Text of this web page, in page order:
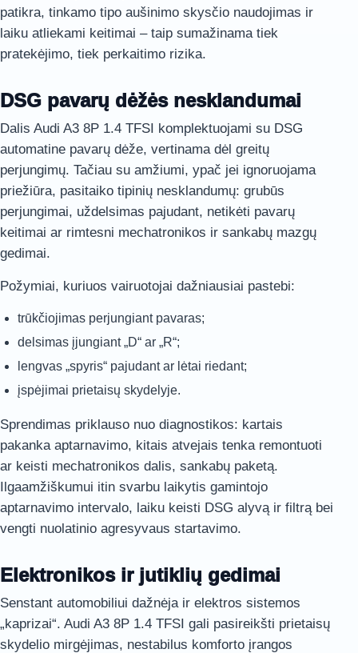
patikra, tinkamo tipo aušinimo skysčio naudojimas ir
laiku atliekami keitimai – taip sumažinama tiek
pratekėjimo, tiek perkaitimo rizika.
DSG pavarų dėžės nesklandumai
Dalis Audi A3 8P 1.4 TFSI komplektuojami su DSG
automatine pavarų dėže, vertinama dėl greitų
perjungimų. Tačiau su amžiumi, ypač jei ignoruojama
priežiūra, pasitaiko tipinių nesklandumų: grubūs
perjungimai, uždelsimas pajudant, netikėti pavarų
keitimai ar rimtesni mechatronikos ir sankabų mazgų
gedimai.
Požymiai, kuriuos vairuotojai dažniausiai pastebi:
trūkčiojimas perjungiant pavaras;
delsimas įjungiant „D“ ar „R“;
lengvas „spyris“ pajudant ar lėtai riedant;
įspėjimai prietaisų skydelyje.
Sprendimas priklauso nuo diagnostikos: kartais
pakanka aptarnavimo, kitais atvejais tenka remontuoti
ar keisti mechatronikos dalis, sankabų paketą.
Ilgaamžiškumui itin svarbu laikytis gamintojo
aptarnavimo intervalo, laiku keisti DSG alyvą ir filtrą bei
vengti nuolatinio agresyvaus startavimo.
Elektronikos ir jutiklių gedimai
Senstant automobiliui dažnėja ir elektros sistemos
„kaprizai“. Audi A3 8P 1.4 TFSI gali pasireikšti prietaisų
skydelio mirgėjimas, nestabilus komforto įrangos